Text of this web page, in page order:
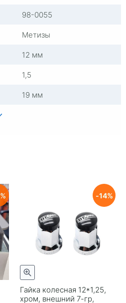
98-0055
Метизы
12 мм
1,5
19 мм
Гайка колесная 12*1,25,
хром, внешний 7-гр,
14